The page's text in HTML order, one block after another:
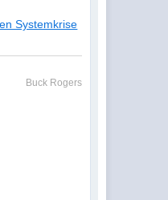
Systemkrise
Buck Rogers